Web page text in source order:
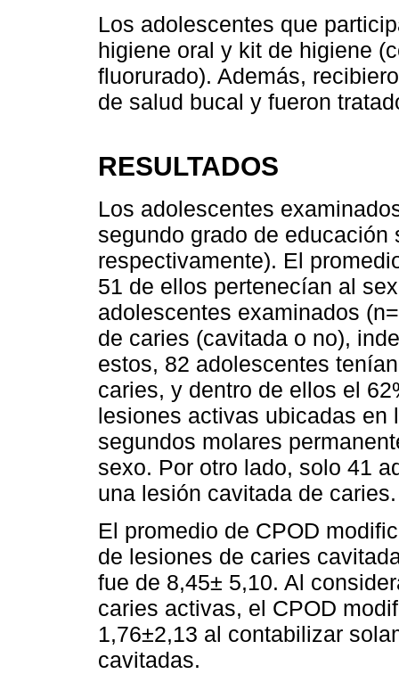
Los adolescentes que
higiene oral y kit de higiene
fluorurado). Además,
de salud bucal y fueron
RESULTADOS
Los adolescentes
segundo grado de
respectivamente). El
51 de ellos pertenecían al
adolescentes examinados
de caries (cavitada o no),
estos, 82 adolescentes
caries, y dentro de ellos el
lesiones activas ubicadas
segundos molares
sexo. Por otro lado, solo 41
una lesión cavitada de caries.
El promedio de CPOD
de lesiones de caries
fue de 8,45± 5,10. Al
caries activas, el CPOD
1,76±2,13 al contabilizar
cavitadas.